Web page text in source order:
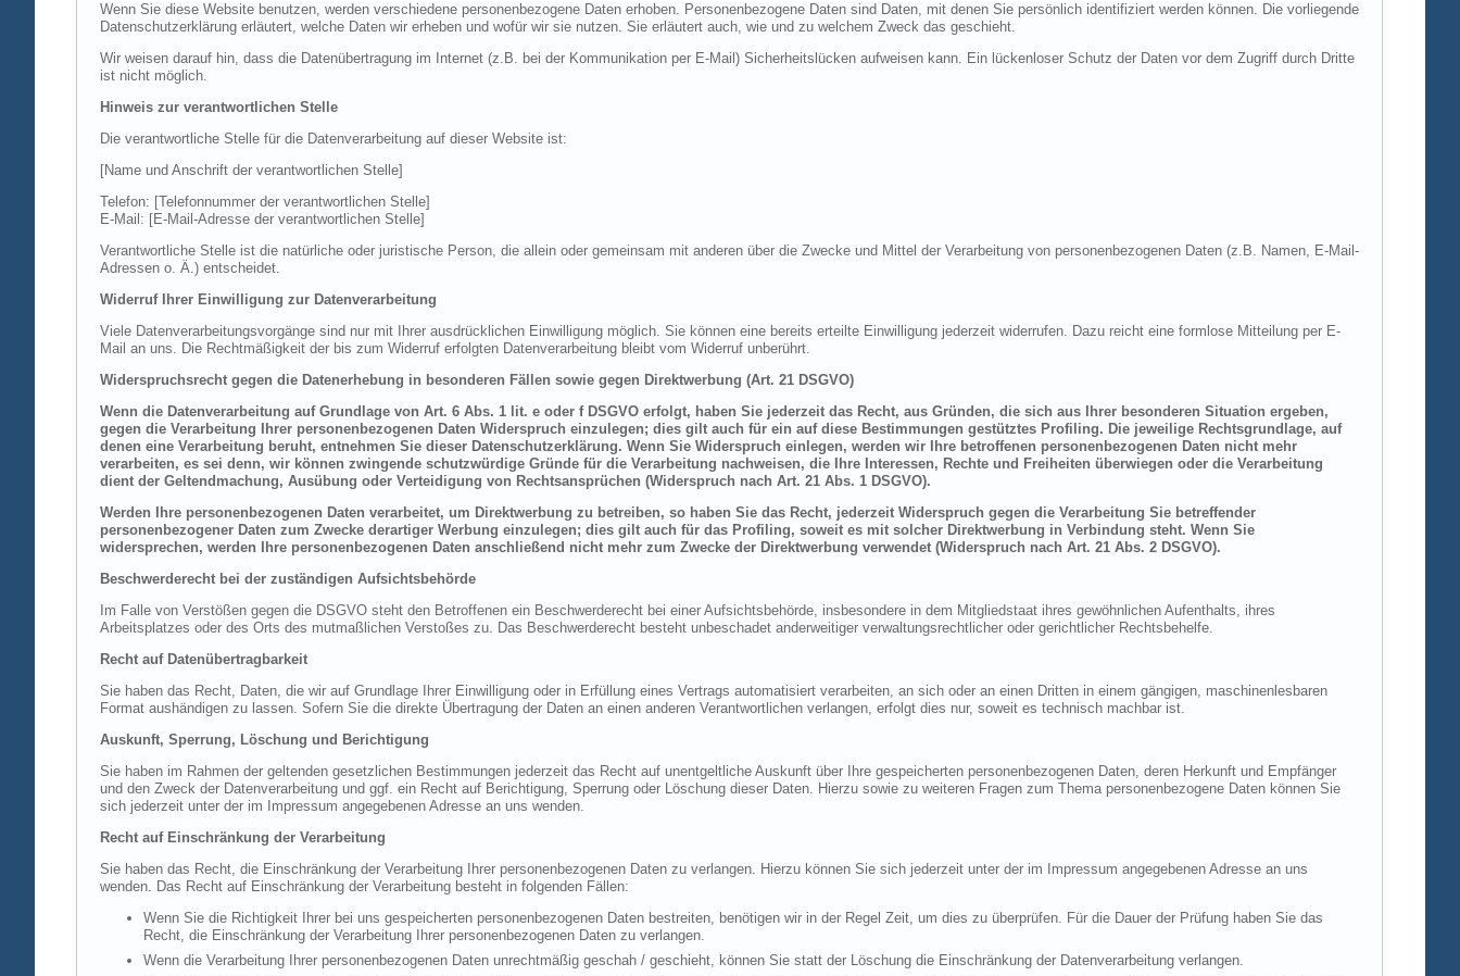
Wenn Sie diese Website benutzen, werden verschiedene personenbezogene Daten erhoben. Personenbezogene Daten sind Daten, mit denen Sie persönlich identifiziert werden können. Die vorliegende
Datenschutzerklärung erläutert, welche Daten wir erheben und wofür wir sie nutzen. Sie erläutert auch, wie und zu welchem Zweck das geschieht.
Wir weisen darauf hin, dass die Datenübertragung im Internet (z.B. bei der Kommunikation per E-Mail) Sicherheitslücken aufweisen kann. Ein lückenloser Schutz der Daten vor dem Zugriff durch Dritte
ist nicht möglich.
Hinweis zur verantwortlichen Stelle
Die verantwortliche Stelle für die Datenverarbeitung auf dieser Website ist:
[Name und Anschrift der verantwortlichen Stelle]
Telefon: [Telefonnummer der verantwortlichen Stelle]
E-Mail: [E-Mail-Adresse der verantwortlichen Stelle]
Verantwortliche Stelle ist die natürliche oder juristische Person, die allein oder gemeinsam mit anderen über die Zwecke und Mittel der Verarbeitung von personenbezogenen Daten (z.B. Namen, E-Mail-
Adressen o. Ä.) entscheidet.
Widerruf Ihrer Einwilligung zur Datenverarbeitung
Viele Datenverarbeitungsvorgänge sind nur mit Ihrer ausdrücklichen Einwilligung möglich. Sie können eine bereits erteilte Einwilligung jederzeit widerrufen. Dazu reicht eine formlose Mitteilung per E-
Mail an uns. Die Rechtmäßigkeit der bis zum Widerruf erfolgten Datenverarbeitung bleibt vom Widerruf unberührt.
Widerspruchsrecht gegen die Datenerhebung in besonderen Fällen sowie gegen Direktwerbung (Art. 21 DSGVO)
Wenn die Datenverarbeitung auf Grundlage von Art. 6 Abs. 1 lit. e oder f DSGVO erfolgt, haben Sie jederzeit das Recht, aus Gründen, die sich aus Ihrer besonderen Situation ergeben,
gegen die Verarbeitung Ihrer personenbezogenen Daten Widerspruch einzulegen; dies gilt auch für ein auf diese Bestimmungen gestütztes Profiling. Die jeweilige Rechtsgrundlage, auf
denen eine Verarbeitung beruht, entnehmen Sie dieser Datenschutzerklärung. Wenn Sie Widerspruch einlegen, werden wir Ihre betroffenen personenbezogenen Daten nicht mehr
verarbeiten, es sei denn, wir können zwingende schutzwürdige Gründe für die Verarbeitung nachweisen, die Ihre Interessen, Rechte und Freiheiten überwiegen oder die Verarbeitung
dient der Geltendmachung, Ausübung oder Verteidigung von Rechtsansprüchen (Widerspruch nach Art. 21 Abs. 1 DSGVO).
Werden Ihre personenbezogenen Daten verarbeitet, um Direktwerbung zu betreiben, so haben Sie das Recht, jederzeit Widerspruch gegen die Verarbeitung Sie betreffender
personenbezogener Daten zum Zwecke derartiger Werbung einzulegen; dies gilt auch für das Profiling, soweit es mit solcher Direktwerbung in Verbindung steht. Wenn Sie
widersprechen, werden Ihre personenbezogenen Daten anschließend nicht mehr zum Zwecke der Direktwerbung verwendet (Widerspruch nach Art. 21 Abs. 2 DSGVO).
Beschwerderecht bei der zuständigen Aufsichtsbehörde
Im Falle von Verstößen gegen die DSGVO steht den Betroffenen ein Beschwerderecht bei einer Aufsichtsbehörde, insbesondere in dem Mitgliedstaat ihres gewöhnlichen Aufenthalts, ihres
Arbeitsplatzes oder des Orts des mutmaßlichen Verstoßes zu. Das Beschwerderecht besteht unbeschadet anderweitiger verwaltungsrechtlicher oder gerichtlicher Rechtsbehelfe.
Recht auf Datenübertragbarkeit
Sie haben das Recht, Daten, die wir auf Grundlage Ihrer Einwilligung oder in Erfüllung eines Vertrags automatisiert verarbeiten, an sich oder an einen Dritten in einem gängigen, maschinenlesbaren
Format aushändigen zu lassen. Sofern Sie die direkte Übertragung der Daten an einen anderen Verantwortlichen verlangen, erfolgt dies nur, soweit es technisch machbar ist.
Auskunft, Sperrung, Löschung und Berichtigung
Sie haben im Rahmen der geltenden gesetzlichen Bestimmungen jederzeit das Recht auf unentgeltliche Auskunft über Ihre gespeicherten personenbezogenen Daten, deren Herkunft und Empfänger
und den Zweck der Datenverarbeitung und ggf. ein Recht auf Berichtigung, Sperrung oder Löschung dieser Daten. Hierzu sowie zu weiteren Fragen zum Thema personenbezogene Daten können Sie
sich jederzeit unter der im Impressum angegebenen Adresse an uns wenden.
Recht auf Einschränkung der Verarbeitung
Sie haben das Recht, die Einschränkung der Verarbeitung Ihrer personenbezogenen Daten zu verlangen. Hierzu können Sie sich jederzeit unter der im Impressum angegebenen Adresse an uns
wenden. Das Recht auf Einschränkung der Verarbeitung besteht in folgenden Fällen:
Wenn Sie die Richtigkeit Ihrer bei uns gespeicherten personenbezogenen Daten bestreiten, benötigen wir in der Regel Zeit, um dies zu überprüfen. Für die Dauer der Prüfung haben Sie das
Recht, die Einschränkung der Verarbeitung Ihrer personenbezogenen Daten zu verlangen.
Wenn die Verarbeitung Ihrer personenbezogenen Daten unrechtmäßig geschah / geschieht, können Sie statt der Löschung die Einschränkung der Datenverarbeitung verlangen.